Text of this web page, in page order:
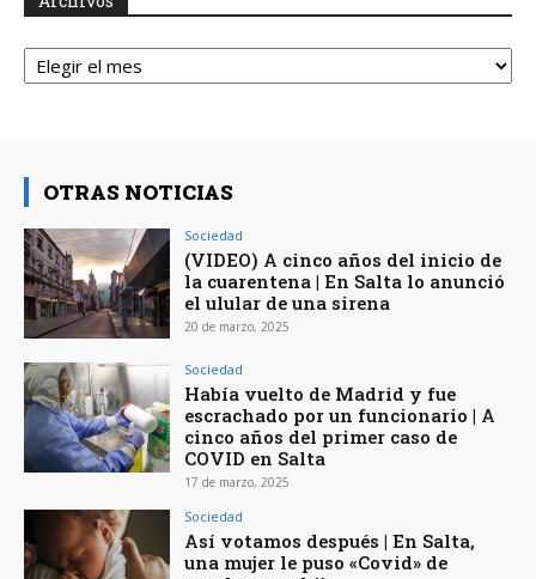
Archivos
OTRAS NOTICIAS
Sociedad
(VIDEO) A cinco años del inicio de
la cuarentena | En Salta lo anunció
el ulular de una sirena
20 de marzo, 2025
Sociedad
Había vuelto de Madrid y fue
escrachado por un funcionario | A
cinco años del primer caso de
COVID en Salta
17 de marzo, 2025
Sociedad
Así votamos después | En Salta,
una mujer le puso «Covid» de